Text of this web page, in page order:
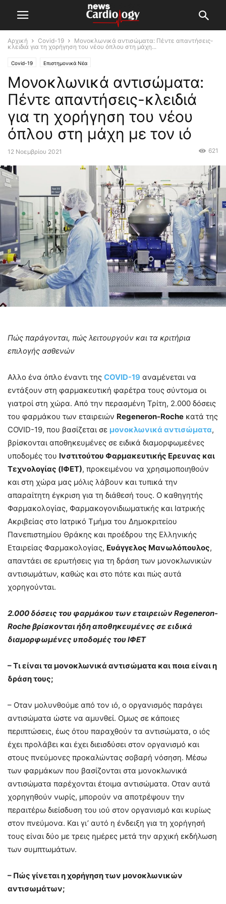
Αρχική Covid-19
Μονοκλωνικά αντισώματα: Πέντε απαντήσεις-
κλειδιά για τη χορήγηση του νέου όπλου στη μάχη...
Covid-19 Επιστημονικά Νέα
Μονοκλωνικά αντισώματα:
Πέντε απαντήσεις-κλειδιά
για τη χορήγηση του νέου
όπλου στη μάχη με τον ιό
12 Νοεμβρίου 2021 621
Πώς παράγονται, πώς λειτουργούν και τα κριτήρια
επιλογής ασθενών
Αλλο ένα όπλο έναντι της COVID-19 αναμένεται να
εντάξουν στη φαρμακευτική φαρέτρα τους σύντομα οι
γιατροί στη χώρα. Από την περασμένη Τρίτη, 2.000 δόσεις
του φαρμάκου των εταιρειών Regeneron-Roche κατά της
COVID-19, που βασίζεται σε μονοκλωνικά αντισώματα,
βρίσκονται αποθηκευμένες σε ειδικά διαμορφωμεένες
υποδομές του Ινστιτούτου Φαρμακευτικής Ερευνας και
Τεχνολογίας (ΙΦΕΤ), προκειμένου να χρησιμοποιηθούν
και στη χώρα μας μόλις λάβουν και τυπικά την
απαραίτητη έγκριση για τη διάθεσή τους. Ο καθηγητής
Φαρμακολογίας, Φαρμακογονιδιωματικής και Ιατρικής
Ακριβείας στο Ιατρικό Τμήμα του Δημοκριτείου
Πανεπιστημίου Θράκης και προέδρου της Ελληνικής
Εταιρείας Φαρμακολογίας, Ευάγγελος Μανωλόπουλος,
απαντάει σε ερωτήσεις για τη δράση των μονοκλωνικών
αντισωμάτων, καθώς και στο πότε και πώς αυτά
χορηγούνται.
2.000 δόσεις του φαρμάκου των εταιρειών Regeneron-
Roche βρίσκονται ήδη αποθηκευμένες σε ειδικά
διαμορφωμένες υποδομές του ΙΦΕΤ
– Τι είναι τα μονοκλωνικά αντισώματα και ποια είναι η
δράση τους;
– Οταν μολυνθούμε από τον ιό, ο οργανισμός παράγει
αντισώματα ώστε να αμυνθεί. Ομως σε κάποιες
περιπτώσεις, έως ότου παραχθούν τα αντισώματα, ο ιός
έχει προλάβει και έχει διεισδύσει στον οργανισμό και
στους πνεύμονες προκαλώντας σοβαρή νόσηση. Μέσω
των φαρμάκων που βασίζονται στα μονοκλωνικά
αντισώματα παρέχονται έτοιμα αντισώματα. Οταν αυτά
χορηγηθούν νωρίς, μπορούν να αποτρέψουν την
περαιτέρω διείσδυση του ιού στον οργανισμό και κυρίως
στον πνεύμονα. Και γι’ αυτό η ένδειξη για τη χορήγησή
τους είναι δύο με τρεις ημέρες μετά την αρχική εκδήλωση
των συμπτωμάτων.
– Πώς γίνεται η χορήγηση των μονοκλωνικών
αντισωμάτων;